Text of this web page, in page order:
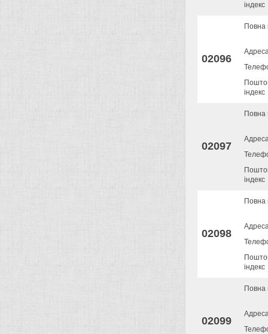
індекс
02096
Повна
індекс
02097
Повна
індекс
02098
Повна
індекс
02099
Повна